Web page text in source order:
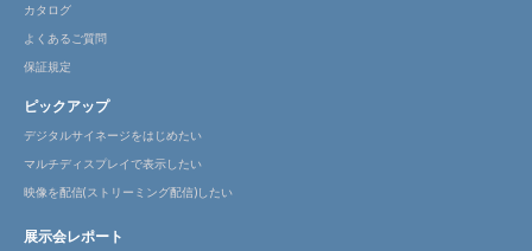
カタログ
よくあるご質問
保証規定
ピックアップ
デジタルサイネージをはじめたい
マルチディスプレイで表示したい
映像を配信(ストリーミング配信)したい
展示会レポート